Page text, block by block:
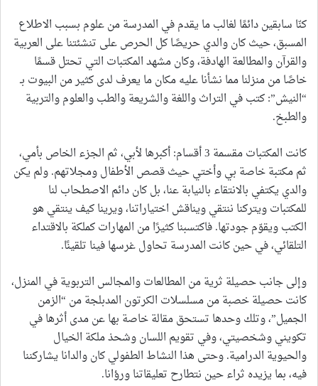
كنّا سابقين دائمًا لغالب ما يقدم في المدرسة من علوم بسبب الاطلاع
المسبق، حيث كان والدي حريصًا كل الحرص على تنشئتنا على العربية
والقرآن والمطالعة الهادفة، وكان مشهد المكتبات التي تحتل قسمًا
خاصًا من منزلنا مما نشأنا عليه مكان ما يعرف لدى كثير من البيوت بـ
“النيش”: كتب في التراث واللغة والشريعة والطب والعلوم والتربية
والطبخ.
كانت المكتبات مقسمة 3 أقسام: أكبرها لأبي، ثم الجزء الخاص بأمي،
ثم مكتبة خاصة بي وأختي حيث قصص الأطفال ومجلاتهم. ولم يكن
والدي يكتفي بالانتقاء بالنيابة عنا، بل كان دائم الاصطحاب لنا
للمكتبات ويتركنا ننتقي ويناقش اختياراتنا، ويرينا كيف ينتقي هو
الكتب ويقوّم جودتها. فاكتسبنا كثيرًا من المهارات كملكة بالاقتداء
التلقائي، في حين كانت المدرسة تحاول غرسها فينا تلقينًا.
وإلى جانب حصيلة ثرية من المطالعات والمجالس التربوية في المنزل،
كانت حصيلة خصبة من مسلسلات الكرتون المدبلجة من “الزمن
الجميل”، وتلك وحدها تستحق مقالة خاصة بها عن مدى أثرها في
تكويني وشخصيتي، وفي تقويم اللسان وشحذ ملكة الخيال
والحيوية الدرامية. وحتى هذا النشاط الطفولي كان والدانا يشاركننا
فيه، بما يزيده ثراء حين نتطارح تعليقاتنا ورؤانا.